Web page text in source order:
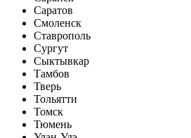
Саратов
Смоленск
Ставрополь
Сургут
Сыктывкар
Тамбов
Тверь
Тольятти
Томск
Тюмень